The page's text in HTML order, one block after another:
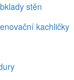
stěn
kachličky